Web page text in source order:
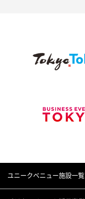
ユニークベニュー施設一覧